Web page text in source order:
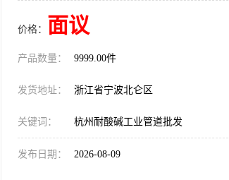
价格： 面议
产品数量： 9999.00件
发货地址： 浙江省宁波北仑区
关键词： 杭州耐酸碱工业管道批发
发布日期： 2026-08-09